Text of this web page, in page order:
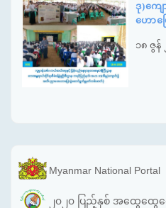
ဒု)ကျ
ဟောပ
၁၈ ဇွန်
Myanmar National Portal
၂၀၂၀ ပြည့်နှစ် အထွေထွေ